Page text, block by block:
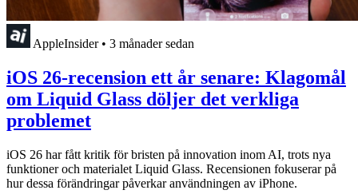
AppleInsider • 3 månader sedan
iOS 26-recension ett år senare: Klagomål
om Liquid Glass döljer det verkliga
problemet
iOS 26 har fått kritik för bristen på innovation inom AI, trots nya
funktioner och materialet Liquid Glass. Recensionen fokuserar på
hur dessa förändringar påverkar användningen av iPhone.